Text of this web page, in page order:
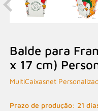
Balde para
x 17 cm)
MultiCaixasnet
Prazo de produção: 21